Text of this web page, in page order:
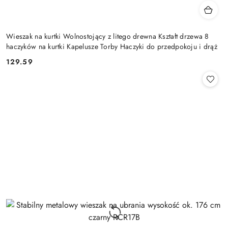
Wieszak na kurtki Wolnostojący z litego drewna Kształt drzewa 8
haczyków na kurtki Kapelusze Torby Haczyki do przedpokoju i drąż
Cena:
129.59